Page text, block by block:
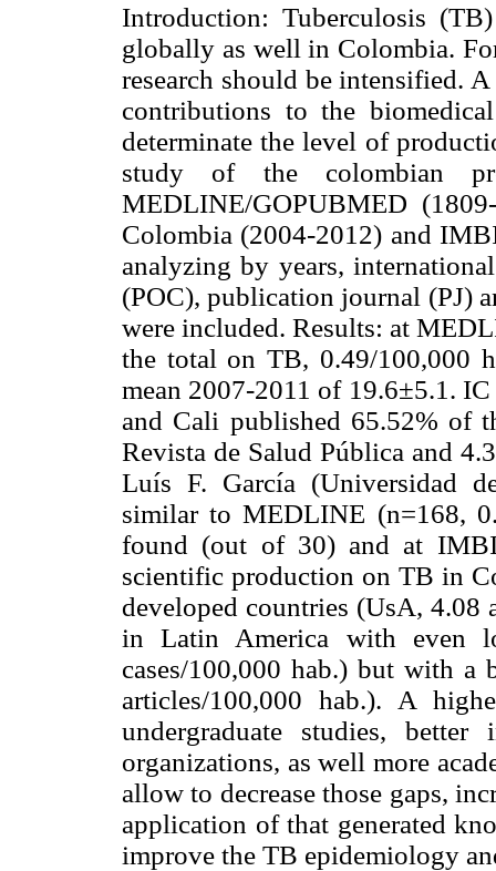
Introduction: Tuberculosis
globally as well in Colombia.
research should be intensified.
contributions to the
determinate the level of
study of the colombian
MEDLINE/GOPUBMED
Colombia (2004-2012) and
analyzing by years,
(POC), publication journal (PJ)
were included. Results: at
the total on TB, 0.49/100,000
mean 2007-2011 of 19.6±5.1.
and Cali published 65.52% of
Revista de Salud Pública and
Luís F. García (Universidad
similar to MEDLINE (n=168,
found (out of 30) and at
scientific production on TB in
developed countries (UsA, 4.08
in Latin America with even
cases/100,000 hab.) but with
articles/100,000 hab.). A
undergraduate studies,
organizations, as well more
allow to decrease those gaps,
application of that generated
improve the TB epidemiology